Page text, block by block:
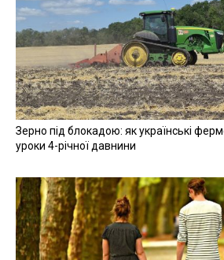
Зерно під блокадою: як українські
уроки 4-річної давнини